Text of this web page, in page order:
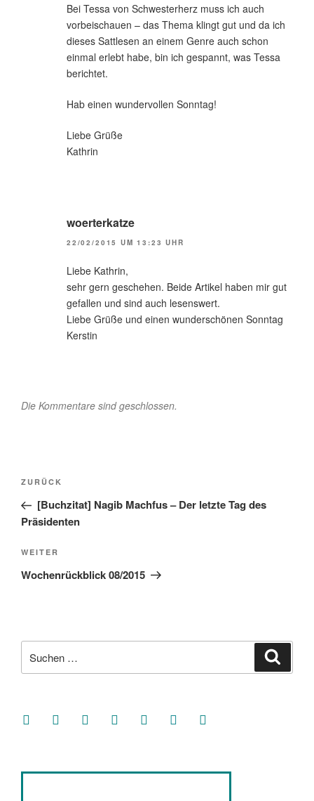
Bei Tessa von Schwesterherz muss ich auch
vorbeischauen – das Thema klingt gut und da ich
dieses Sattlesen an einem Genre auch schon
einmal erlebt habe, bin ich gespannt, was Tessa
berichtet.
Hab einen wundervollen Sonntag!
Liebe Grüße
Kathrin
woerterkatze
22/02/2015 UM 13:23 UHR
Liebe Kathrin,
sehr gern geschehen. Beide Artikel haben mir gut
gefallen und sind auch lesenswert.
Liebe Grüße und einen wunderschönen Sonntag
Kerstin
Die Kommentare sind geschlossen.
Beitragsnavigation
Vorheriger
Beitrag
ZURÜCK
[Buchzitat] Nagib Machfus – Der letzte Tag des
Präsidenten
Nächster
Beitrag
WEITER
Wochenrückblick 08/2015
nach:
facebooksoundcloud
twitter mastodoninstagramthreads goodreads